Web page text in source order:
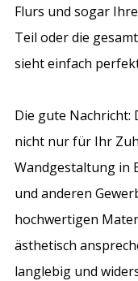
Flurs und sogar
Teil oder die
sieht einfach
Die gute Nachricht:
nicht nur für Ihr
Wandgestaltung in
und anderen
hochwertigen
ästhetisch
langlebig und